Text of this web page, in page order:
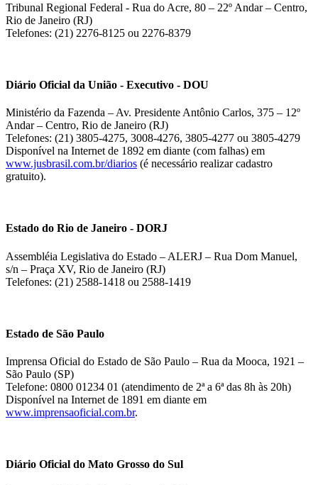
Tribunal Regional Federal - Rua do Acre, 80 – 22º Andar – Centro,
Rio de Janeiro (RJ)
Telefones: (21) 2276-8125 ou 2276-8379
Diário Oficial da União - Executivo - DOU
Ministério da Fazenda – Av. Presidente Antônio Carlos, 375 – 12º
Andar – Centro, Rio de Janeiro (RJ)
Telefones: (21) 3805-4275, 3008-4276, 3805-4277 ou 3805-4279
Disponível na Internet de 1892 em diante (com falhas) em
www.jusbrasil.com.br/diarios (é necessário realizar cadastro
gratuito).
Estado do Rio de Janeiro - DORJ
Assembléia Legislativa do Estado – ALERJ – Rua Dom Manuel,
s/n – Praça XV, Rio de Janeiro (RJ)
Telefones: (21) 2588-1418 ou 2588-1419
Estado de São Paulo
Imprensa Oficial do Estado de São Paulo – Rua da Mooca, 1921 –
São Paulo (SP)
Telefone: 0800 01234 01 (atendimento de 2ª a 6ª das 8h às 20h)
Disponível na Internet de 1891 em diante em
www.imprensaoficial.com.br.
Diário Oficial do Mato Grosso do Sul